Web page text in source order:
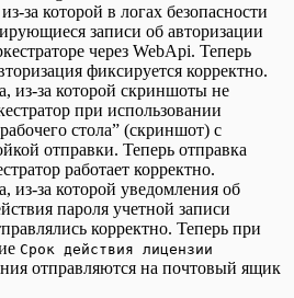
за которой в логах безопасности
записи об авторизации
через WebApi. Теперь
фиксируется корректно.
из-за которой скриншоты не
при использовании
стола” (скриншот) с
отправки. Теперь отправка
работает корректно.
из-за которой уведомления об
пароля учетной записи
корректно. Теперь при
Срок действия лицензии
отправляются на почтовый ящик